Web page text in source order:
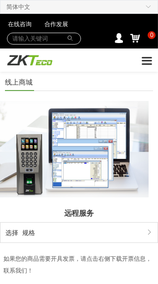
ꀅ
简体中文
在线咨询
낙 0
넙
ꄙ
合作发展
끀
产品中心
解决方案
下载中心
购买/服务Care+
如果您的商品需要开具发票，请点击右侧下载开票信息，
联系我们！
线上商城
远程服务
ꁕ
选择 规格